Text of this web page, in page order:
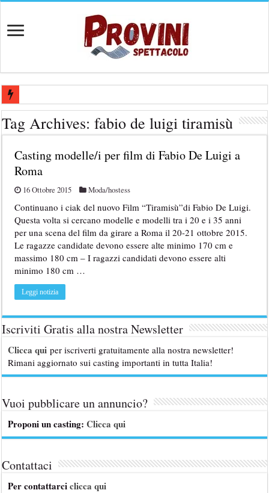
Casting per nuovo lungometraggio: si cercano attori, attrici e
Ricerca tastierista per Tribute Band dedicata ad Eros Ramazzotti –
Casting film horror internazionale “Gaming Disorder”: si cercano
Casting Rai: Cercasi le nuove professoresse de L’Eredità, aperte le
Tag Archives:fabio de luigi tiramisù
Casting modelle/i per film di Fabio De Luigi a
Roma
16 Ottobre 2015 Moda/hostess
Continuano i ciak del nuovo Film “Tiramisù”di Fabio De Luigi.
Questa volta si cercano modelle e modelli tra i 20 e i 35 anni
per una scena del film da girare a Roma il 20-21 ottobre 2015.
Le ragazze candidate devono essere alte minimo 170 cm e
massimo 180 cm – I ragazzi candidati devono essere alti
minimo 180 cm …
Leggi notizia
Iscriviti Gratis alla nostra Newsletter
Clicca qui per iscriverti gratuitamente alla nostra newsletter!
Rimani aggiornato sui casting importanti in tutta Italia!
Vuoi pubblicare un annuncio?
Proponi un casting:Clicca qui
Contattaci
Per contattarciclicca qui